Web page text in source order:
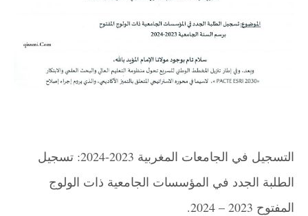
التسجيل في الجامعات المغربية 2023-2024: تسجيل
الطلبة الجدد في المؤسسات الجامعية ذات الولوج
المفتوح 2023 – 2024.